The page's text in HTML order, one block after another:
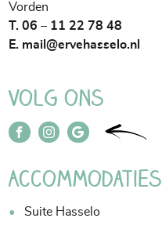
Vorden
T. 06 – 11 22 78 48
E. mail@ervehasselo.nl
Volg ons
Accommodaties
Suite Hasselo